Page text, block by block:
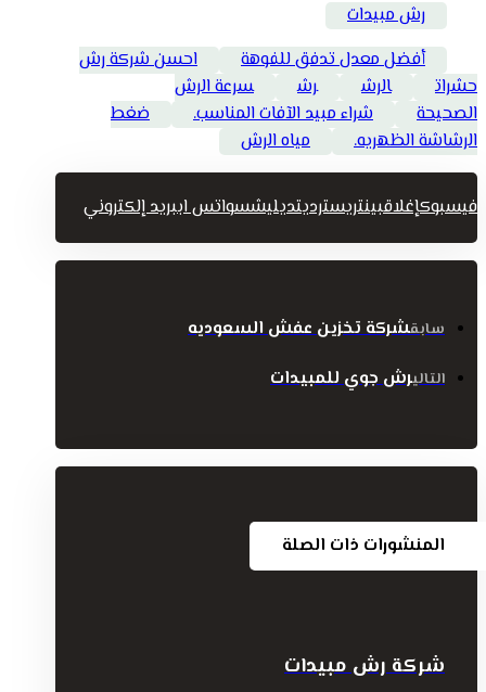
رش مبيدات
أفضل معدل تدفق للفوهة
احسن شركة رش
حشرات
الرش رش
سرعة الرش
الصحيحة
شراء مبيد الآفات المناسب.
ضغط
الرشاشة الظهريه.
مياه الرش
فيسبوكإغلاقبينتريسترديتديليشسواتس اببريد إلكتروني
سابقشركة تخزين عفش السعوديه
التاليرش جوي للمبيدات
المنشورات ذات الصلة
شركة رش مبيدات